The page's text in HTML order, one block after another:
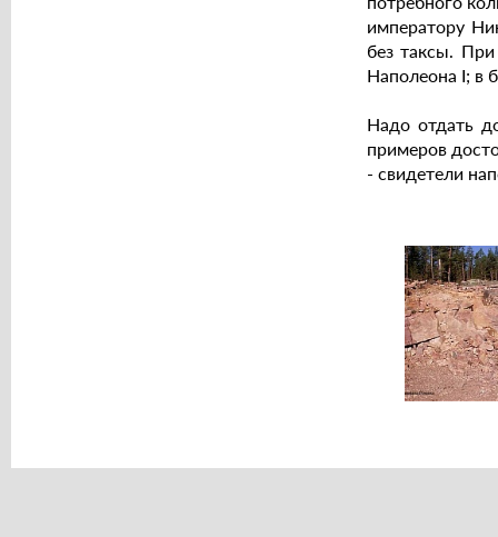
императору
без таксы.
Наполеона I; в
Надо отдать
примеров
- свидетели